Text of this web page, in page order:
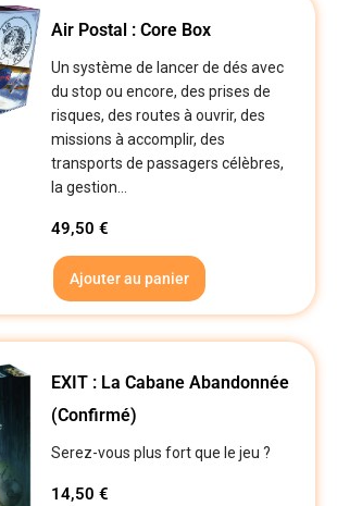
Air Postal : Core Box
Un système de lancer de dés avec
du stop ou encore, des prises de
risques, des routes à ouvrir, des
missions à accomplir, des
transports de passagers célèbres,
la gestion...
49,50€
Ajouter au panier
EXIT : La Cabane Abandonnée
(Confirmé)
Serez-vous plus fort que le jeu ?
14,50€